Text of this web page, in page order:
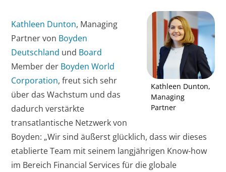
Kathleen Dunton,
Managing
Partner
Kathleen Dunton, Managing
Partner von Boyden
Deutschland und Board
Member der Boyden World
Corporation, freut sich sehr
über das Wachstum und das
dadurch verstärkte
transatlantische Netzwerk von
Boyden: „Wir sind äußerst glücklich, dass wir dieses
etablierte Team mit seinem langjährigen Know-how
im Bereich Financial Services für die globale